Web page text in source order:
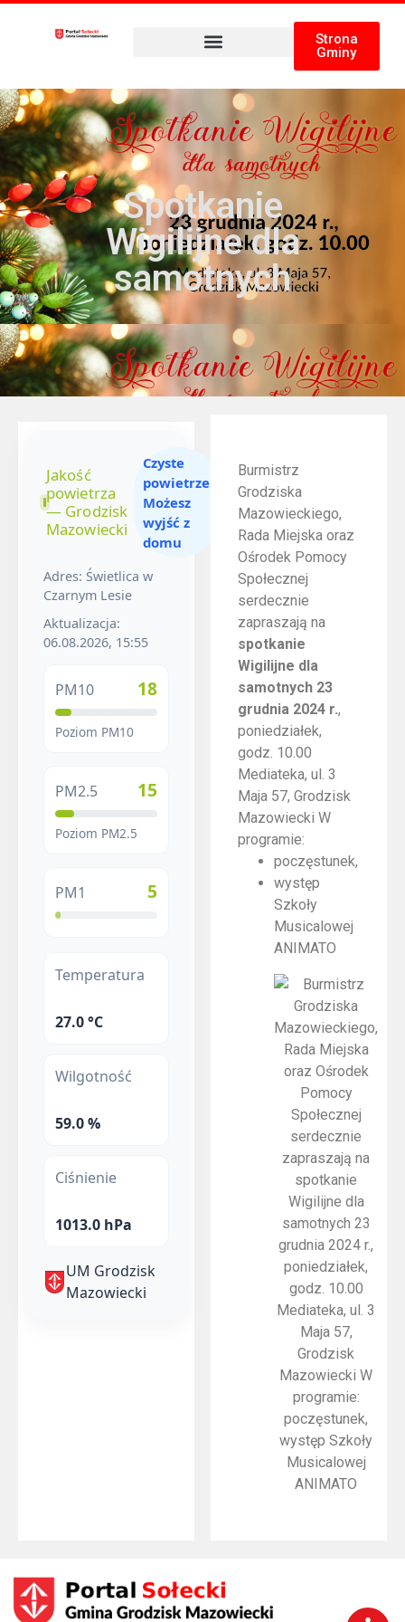
Strona
Gminy
Spotkanie
Wigilijne dla
samotnych
Jakość
powietrza
— Grodzisk
Mazowiecki
Czyste
powietrze.
Możesz
wyjść z
domu
Adres: Świetlica w
Czarnym Lesie
Aktualizacja:
06.08.2026, 15:55
PM10 18
Poziom PM10
PM2.5 15
Poziom PM2.5
PM1 5
Temperatura
27.0 °C
Wilgotność
59.0 %
Ciśnienie
1013.0 hPa
UM Grodzisk
Mazowiecki
Burmistrz
Grodziska
Mazowieckiego,
Rada Miejska oraz
Ośrodek Pomocy
Społecznej
serdecznie
zapraszają na
spotkanie
Wigilijne dla
samotnych 23
grudnia 2024 r.,
poniedziałek,
godz. 10.00
Mediateka, ul. 3
Maja 57, Grodzisk
Mazowiecki W
programie:
poczęstunek,
występ
Szkoły
Musicalowej
ANIMATO